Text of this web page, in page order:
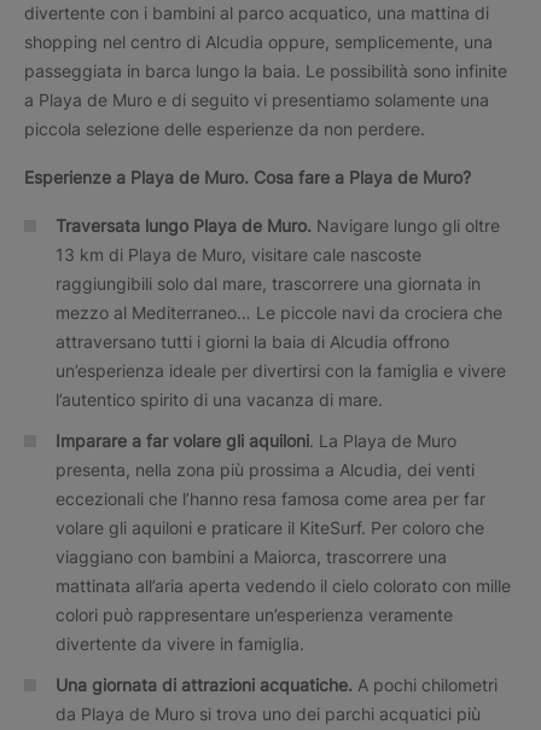
divertente con i bambini al parco acquatico, una mattina di
shopping nel centro di Alcudia oppure, semplicemente, una
passeggiata in barca lungo la baia. Le possibilità sono infinite
a Playa de Muro e di seguito vi presentiamo solamente una
piccola selezione delle esperienze da non perdere.
Esperienze a Playa de Muro. Cosa fare a Playa de Muro?
Traversata lungo Playa de Muro. Navigare lungo gli oltre
13 km di Playa de Muro, visitare cale nascoste
raggiungibili solo dal mare, trascorrere una giornata in
mezzo al Mediterraneo… Le piccole navi da crociera che
attraversano tutti i giorni la baia di Alcudia offrono
un’esperienza ideale per divertirsi con la famiglia e vivere
l’autentico spirito di una vacanza di mare.
Imparare a far volare gli aquiloni. La Playa de Muro
presenta, nella zona più prossima a Alcudia, dei venti
eccezionali che l’hanno resa famosa come area per far
volare gli aquiloni e praticare il KiteSurf. Per coloro che
viaggiano con bambini a Maiorca, trascorrere una
mattinata all’aria aperta vedendo il cielo colorato con mille
colori può rappresentare un’esperienza veramente
divertente da vivere in famiglia.
Una giornata di attrazioni acquatiche. A pochi chilometri
da Playa de Muro si trova uno dei parchi acquatici più